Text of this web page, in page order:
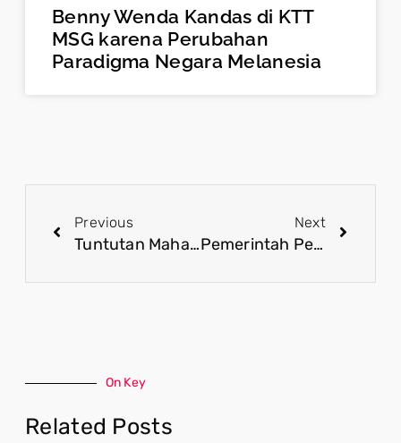
Benny Wenda Kandas di KTT
MSG karena Perubahan
Paradigma Negara Melanesia
Previous
Tuntutan Mahasiswa Diharapkan Berbasis Kajian Demi Perbaikan Kebijakan
Next
Pemerintah Perbarui Arah Literasi Digital agar Lebih Relevan dengan Era AI
On Key
Related Posts